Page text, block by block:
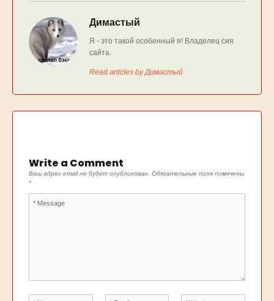
Димастый
Я - это такой особенный я! Владелец сия
сайта.
Read articles by Димастый
Write a Comment
Ваш адрес email не будет опубликован. Обязательные поля помечены
*